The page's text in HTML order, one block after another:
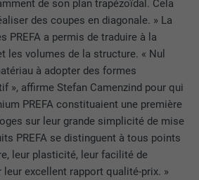
de son plan trapézoïdal. Cela
des coupes en diagonale. » La
PREFA a permis de traduire à la
les volumes de la structure. « Nul
à adopter des formes
», affirme Stefan Camenzind pour qui
PREFA constituaient une première
sur leur grande simplicité de mise
PREFA se distinguent à tous points
leur plasticité, leur facilité de
leur excellent rapport qualité-prix. »
cookie enregistre votre session
actuelle en ce qui concerne les
applications PHP et garantit que toutes
fonctions de la page qui utilisent le
de programmation PHP
être affichées correctement.
AMÉRICAINS COMPRIS)
(services américains compris) »
comment le site Internet est utilisé.
pour améliorer l'expérience
Universal Analytics
ans
relatives aux cookies
(SERVICES AMÉRICAINS
et médias externes (services